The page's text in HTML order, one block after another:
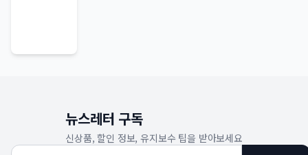
뉴스레터 구독
신상품, 할인 정보, 유지보수 팁을 받아보세요